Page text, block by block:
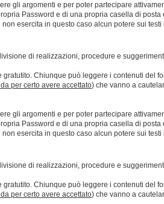
gli argomenti e per poter partecipare
Password e di una propria casella di
esercita in questo caso alcun potere sui testi
di realizzazioni, procedure e
Chiunque può leggere i contenuti
per certo avere accettato) che vanno a
gli argomenti e per poter partecipare
Password e di una propria casella di
esercita in questo caso alcun potere sui testi
di realizzazioni, procedure e
Chiunque può leggere i contenuti
per certo avere accettato) che vanno a